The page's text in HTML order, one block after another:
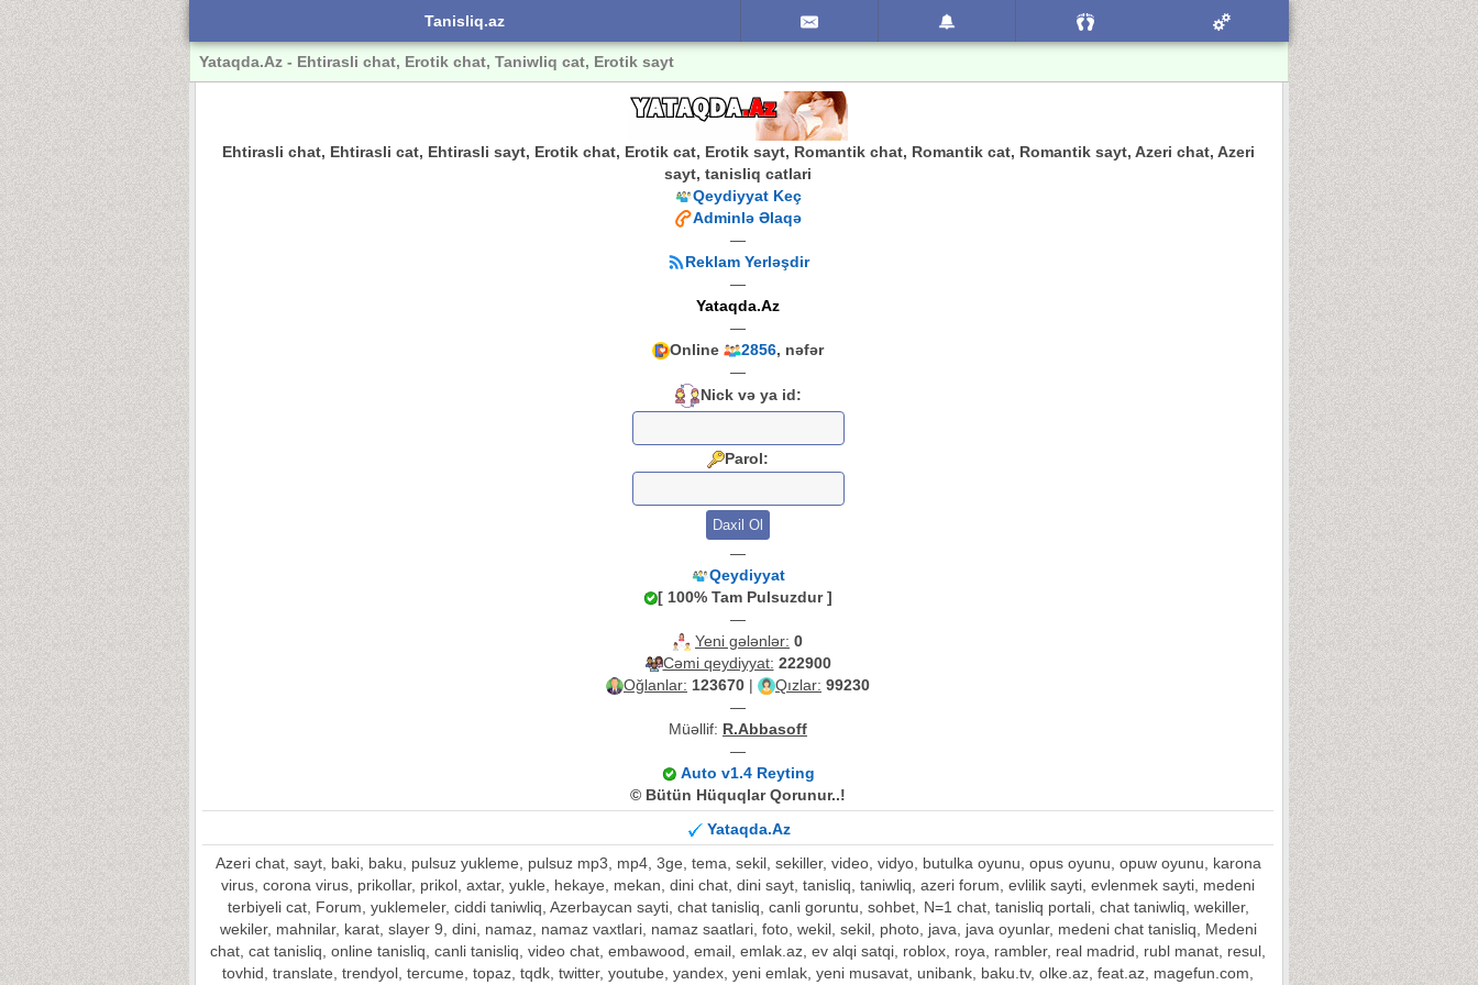
Tanisliq.az
Yataqda.Az - Ehtirasli chat, Erotik chat, Taniwliq cat, Erotik sayt
Ehtirasli chat, Ehtirasli cat, Ehtirasli sayt, Erotik chat, Erotik cat, Erotik sayt, Romantik chat, Romantik cat, Romantik sayt, Azeri chat, Azeri
sayt, tanisliq catlari
Qeydiyyat Keç
Adminlə Əlaqə
—
Reklam Yerləşdir
—
Yataqda.Az
—
Online
2856, nəfər
—
Nick və ya id:
Parol:
—
Qeydiyyat
[ 100% Tam Pulsuzdur ]
—
Yeni gələnlər: 0
Cəmi qeydiyyat: 222900
Oğlanlar: 123670 | Qızlar: 99230
—
Müəllif: R.Abbasoff
—
Auto v1.4 Reyting
© Bütün Hüquqlar Qorunur..!
Yataqda.Az
Azeri chat, sayt, baki, baku, pulsuz yukleme, pulsuz mp3, mp4, 3ge, tema, sekil, sekiller, video, vidyo, butulka oyunu, opus oyunu, opuw oyunu, karona
virus, corona virus, prikollar, prikol, axtar, yukle, hekaye, mekan, dini chat, dini sayt, tanisliq, taniwliq, azeri forum, evlilik sayti, evlenmek sayti, medeni
terbiyeli cat, Forum, yuklemeler, ciddi taniwliq, Azerbaycan sayti, chat tanisliq, canli goruntu, sohbet, N=1 chat, tanisliq portali, chat taniwliq, wekiller,
wekiler, mahnilar, karat, slayer 9, dini, namaz, namaz vaxtlari, namaz saatlari, foto, wekil, sekil, photo, java, java oyunlar, medeni chat tanisliq, Medeni
chat, cat tanisliq, online tanisliq, canli tanisliq, video chat, embawood, email, emlak.az, ev alqi satqi, roblox, roya, rambler, real madrid, rubl manat, resul,
tovhid, translate, trendyol, tercume, topaz, tqdk, twitter, youtube, yandex, yeni emlak, yeni musavat, unibank, baku.tv, olke.az, feat.az, magefun.com,